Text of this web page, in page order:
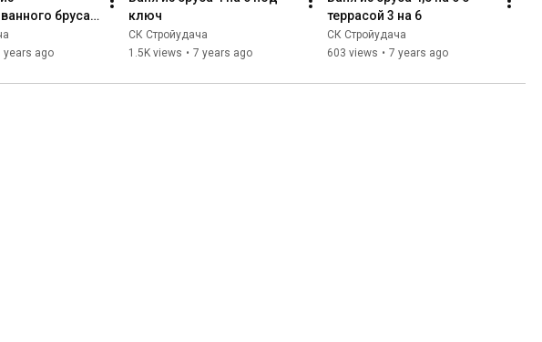
бруса
years ago
ключ
СК Стройудача
1.5K views • 7 years ago
террасой 3 на 6
СК Стройудача
603 views • 7 years ago